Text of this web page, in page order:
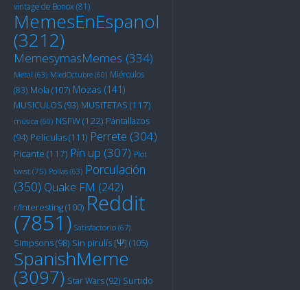
vintage de Bonox(81)
MemesEnEspanol
(3212)
MemesymasMemes (334)
Metal (63) MiedOctubre (60) Miérculos
(83) Mola (107) Mozas (141)
MUSICULOS (93) MUSITETAS (117)
música (60) NSFW(122) Pantallazos
(94) Películas(111) Perrete (304)
Picante (117) Pin up (307) Plot
twist (75) Pollas (63) Porculación
(350) Quake FM (242)
r/Interesting(100) Reddit
(7851) Satisfactorio (67)
Simpsons(98) Sin pirulís [Ψ] (105)
SpanishMeme
(3097) Star Wars(92) Surtido